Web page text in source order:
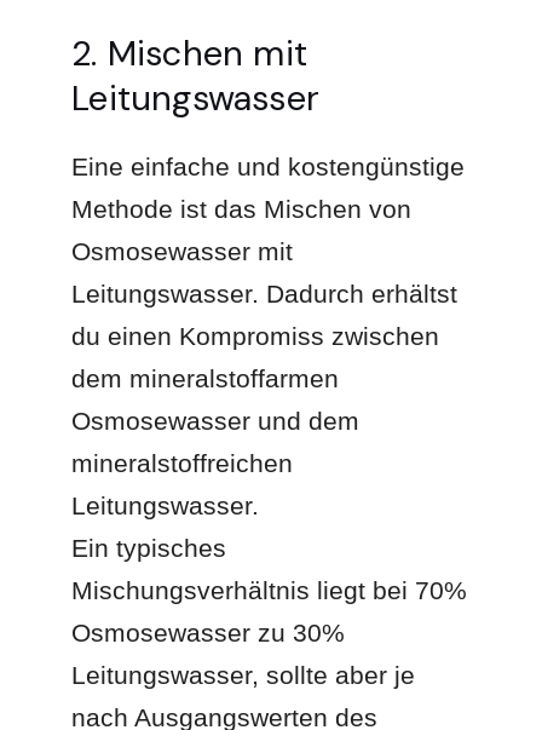
2. Mischen mit
Leitungswasser
Eine einfache und kostengünstige
Methode ist das Mischen von
Osmosewasser mit
Leitungswasser. Dadurch erhältst
du einen Kompromiss zwischen
dem mineralstoffarmen
Osmosewasser und dem
mineralstoffreichen
Leitungswasser.
Ein typisches
Mischungsverhältnis liegt bei 70%
Osmosewasser zu 30%
Leitungswasser, sollte aber je
nach Ausgangswerten des